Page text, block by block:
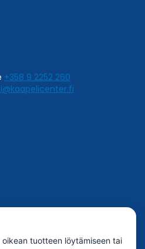
+358 9 2252 260
tuotteen löytämiseen tai